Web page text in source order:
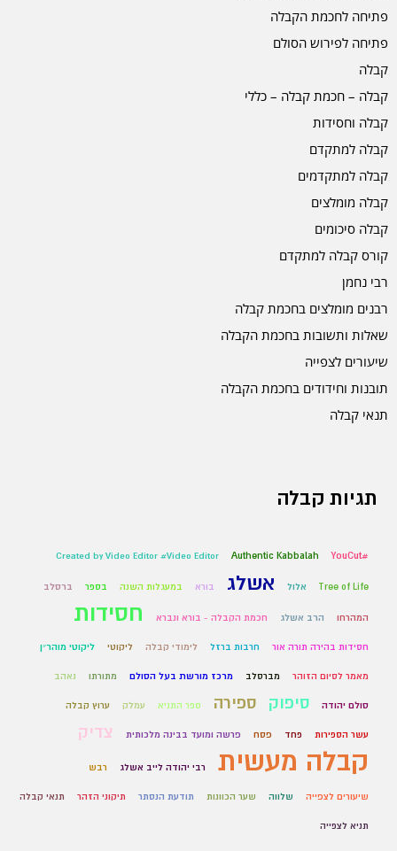
פתיחה לחכמת הקבלה
פתיחה לפירוש הסולם
קבלה
קבלה – חכמת קבלה – כללי
קבלה וחסידות
קבלה למתקדם
קבלה למתקדמים
קבלה מומלצים
קבלה סיכומים
קורס קבלה למתקדם
רבי נחמן
רבנים מומלצים בחכמת קבלה
שאלות ותשובות בחכמת הקבלה
שיעורים לצפייה
תובנות וחידודים בחכמת הקבלה
תנאי קבלה
תגיות קבלה
#YouCut
Authentic Kabbalah
Created by Video Editor #Video Editor
Tree of Life אלול אשלג בורא במעגלות השנה בספר ברסלב
המהרחו הרב אשלג חכמת הקבלה - בורא ונברא חסידות
חסידות בהירה תורה אור חרבות ברזל לימודי קבלה ליקוטי ליקוטי מוהר״ן
מאמר לסיום הזוהר מברסלב מרכז מורשת בעל הסולם מתורתו נאהב
סולם יהודה סיפוק ספירה ספר התניא עמלק ערוץ קבלה
עשר הספירות פחד פסח פרשה ומועד בבינה מלכותית צדיק
קבלה מעשית רבי יהודה לייב אשלג רבש
שיעורים לצפייה שלווה שער הכוונות תודעת הנסתר תיקוני הזהר תנאי קבלה
תניא לצפייה